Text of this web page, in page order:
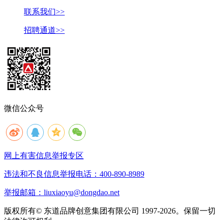
联系我们>>
招聘通道>>
微信公众号
网上有害信息举报专区
违法和不良信息举报电话：400-890-8989
举报邮箱：liuxiaoyu@dongdao.net
版权所有© 东道品牌创意集团有限公司 1997-2026。保留一切